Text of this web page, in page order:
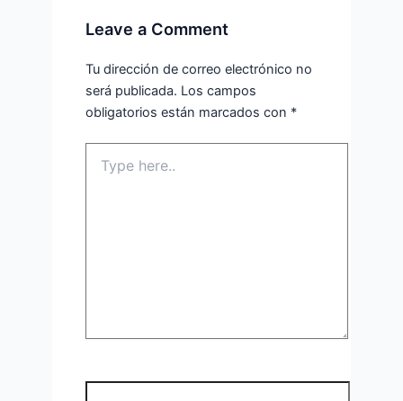
Leave a Comment
Tu dirección de correo electrónico no
será publicada. Los campos
obligatorios están marcados con *
here..